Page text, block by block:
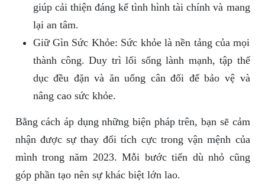
giúp cải thiện đáng kể tình hình tài chính và mang
lại an tâm.
Giữ Gìn Sức Khỏe: Sức khỏe là nền tảng của mọi
thành công. Duy trì lối sống lành mạnh, tập thể
dục đều đặn và ăn uống cân đối để bảo vệ và
nâng cao sức khỏe.
Bằng cách áp dụng những biện pháp trên, bạn sẽ cảm
nhận được sự thay đổi tích cực trong vận mệnh của
mình trong năm 2023. Mỗi bước tiến dù nhỏ cũng
góp phần tạo nên sự khác biệt lớn lao.